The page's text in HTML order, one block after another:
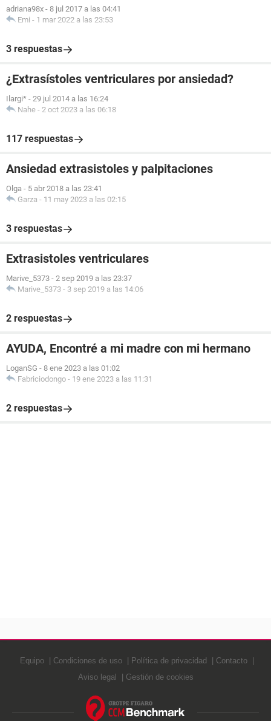
adriana98x - 8 jul 2017 a las 04:41
Emi - 1 mar 2022 a las 23:53
3 respuestas
¿Extrasístoles ventriculares por ansiedad?
Ilargi* - 29 jul 2014 a las 16:24
Nahe - 2 oct 2023 a las 06:18
117 respuestas
Ansiedad extrasistoles y palpitaciones
Olga - 5 abr 2018 a las 23:41
Garza - 11 may 2023 a las 02:15
3 respuestas
Extrasistoles ventriculares
Marive_5373 - 2 sep 2019 a las 23:37
Marive_5373 - 3 sep 2019 a las 14:06
2 respuestas
AYUDA, Encontré a mi madre con mi hermano
LoganSG - 8 ene 2023 a las 01:02
Fabriciodongo - 19 ene 2023 a las 11:31
2 respuestas
Equipo Condiciones de uso Política de privacidad
Contacto
Aviso legal
Gestión de cookies